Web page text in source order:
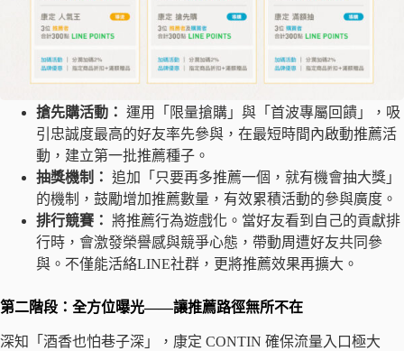
搶先購活動： 運用「限量搶購」與「首波專屬回饋」，吸
引忠誠度最高的好友率先參與，在最短時間內啟動推薦活
動，建立第一批推薦種子。
抽獎機制： 追加「只要再多推薦一個，就有機會抽大獎」
的機制，鼓勵增加推薦數量，有效累積活動的參與廣度。
排行競賽： 將推薦行為遊戲化。當好友看到自己的貢獻排
行時，會激發榮譽感與競爭心態，帶動周遭好友共同參
與。不僅能活絡LINE社群，更將推薦效果再擴大。
第二階段：全方位曝光——讓推薦路徑無所不在
深知「酒香也怕巷子深」，康定 CONTIN 確保流量入口極大